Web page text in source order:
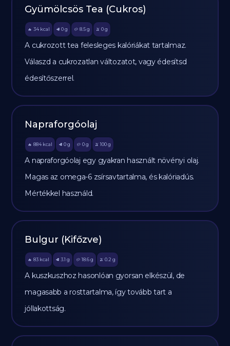
Gyümölcsös Tea (Cukros)
🔥 34 kcal 🥩 0 g 🥔 8.5g 🫒 0 g
A cukrozott tea felesleges kalóriákat tartalmaz.
Válaszd a cukrozatlan változatot, vagy édesítsd
édesítőszerrel.
Napraforgóolaj
🔥 884 kcal 🥩 0 g 🥔 0g 🫒 100 g
A napraforgóolaj egy gyakran használt növényi olaj.
Magas az omega-6 zsírsavtartalma, és kalóriadús.
Mértékkel használd.
Bulgur (Kifőzve)
🔥 83 kcal 🥩 3.1 g 🥔 18.6g 🫒 0.2 g
A kuszkuszhoz hasonlóan gyorsan elkészül, de
magasabb a rosttartalma, így tovább tart a
jóllakottság.